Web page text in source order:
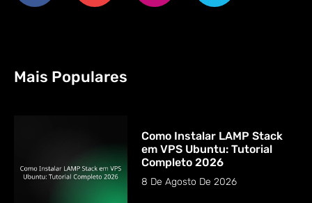
Mais Populares
Como Instalar LAMP Stack
em VPS Ubuntu: Tutorial
Completo 2026
8 De Agosto De 2026